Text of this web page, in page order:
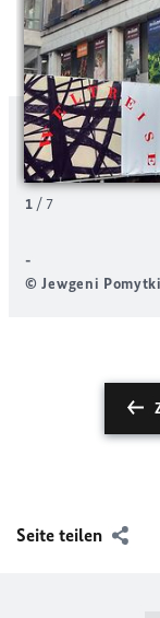
-
© Jewgeni
1 / 7
Seite teilen